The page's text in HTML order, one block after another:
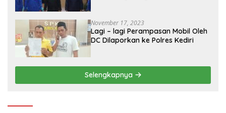
November 17, 2023
Lagi – lagi Perampasan Mobil Oleh
DC Dilaporkan ke Polres Kediri
Selengkapnya